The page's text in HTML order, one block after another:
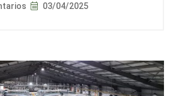
03/04/2025